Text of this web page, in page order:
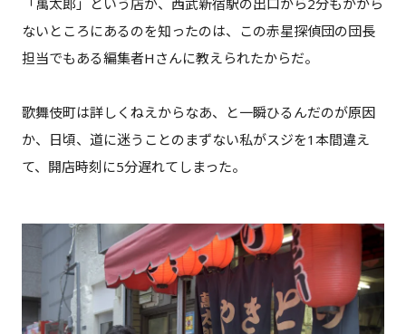
「萬太郎」という店が、西武新宿駅の出口から2分もかから
ないところにあるのを知ったのは、この赤星探偵団の団長
担当でもある編集者Hさんに教えられたからだ。
歌舞伎町は詳しくねえからなあ、と一瞬ひるんだのが原因
か、日頃、道に迷うことのまずない私がスジを1本間違え
て、開店時刻に5分遅れてしまった。